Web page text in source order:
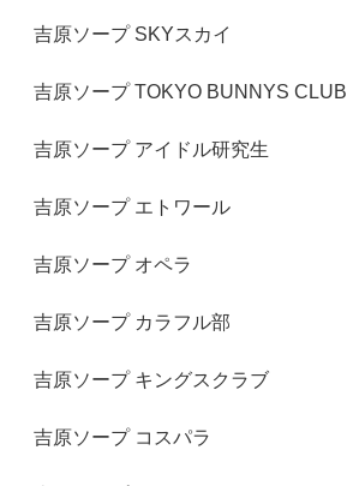
吉原ソープ SKYスカイ
吉原ソープ TOKYO BUNNYS CLUB
吉原ソープ アイドル研究生
吉原ソープ エトワール
吉原ソープ オペラ
吉原ソープ カラフル部
吉原ソープ キングスクラブ
吉原ソープ コスパラ